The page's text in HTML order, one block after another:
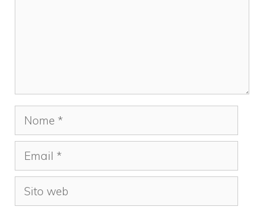
Nome
Email
Sito
web